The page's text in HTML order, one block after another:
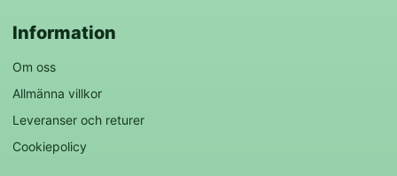
Information
Om oss
Allmänna villkor
Leveranser och returer
Cookiepolicy